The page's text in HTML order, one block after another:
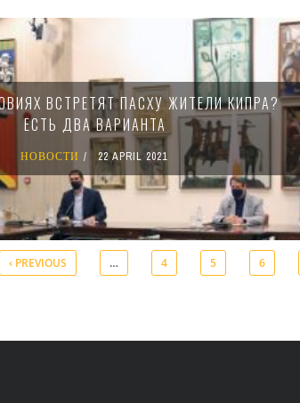
ВСТРЕТЯТ ПАСХУ ЖИТЕЛИ КИПРА?
ЕСТЬ ДВА ВАРИАНТА
НОВОСТИ 22 APRIL 2021
‹ PREVIOUS … 4 5 6